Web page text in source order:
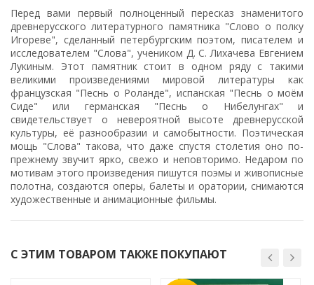
Перед вами первый полноценный пересказ знаменитого
древнерусского литературного памятника "Слово о полку
Игореве", сделанный петербургским поэтом, писателем и
исследователем "Слова", учеником Д. С. Лихачева Евгением
Лукиным. Этот памятник стоит в одном ряду с такими
великими произведениями мировой литературы как
французская "Песнь о Роланде", испанская "Песнь о моём
Сиде" или германская "Песнь о Нибелунгах" и
свидетельствует о невероятной высоте древнерусской
культуры, её разнообразии и самобытности. Поэтическая
мощь "Слова" такова, что даже спустя столетия оно по-
прежнему звучит ярко, свежо и неповторимо. Недаром по
мотивам этого произведения пишутся поэмы и живописные
полотна, создаются оперы, балеты и оратории, снимаются
художественные и анимационные фильмы.
С ЭТИМ ТОВАРОМ ТАКЖЕ ПОКУПАЮТ